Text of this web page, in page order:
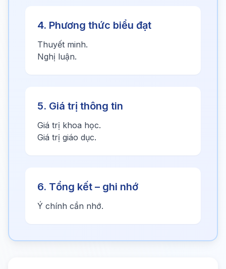
4. Phương thức biểu đạt
Thuyết minh.
Nghị luận.
5. Giá trị thông tin
Giá trị khoa học.
Giá trị giáo dục.
6. Tổng kết – ghi nhớ
Ý chính cần nhớ.